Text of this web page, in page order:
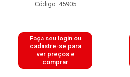
Código: 45905
Faça seu login ou
cadastre-se para
ver preços e
comprar